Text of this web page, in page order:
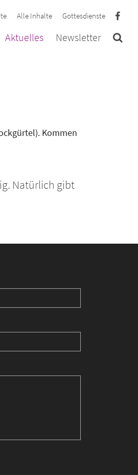
Alle Inhalte Gottesdienste
Aktuelles Newsletter
Kommen
Natürlich gibt